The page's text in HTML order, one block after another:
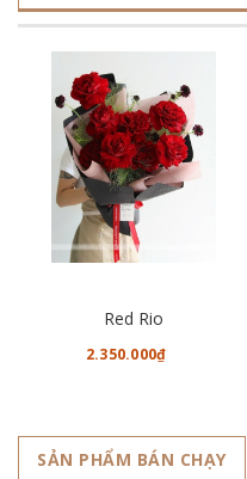
Red Rio
2.350.000₫
SẢN PHẨM BÁN CHẠY